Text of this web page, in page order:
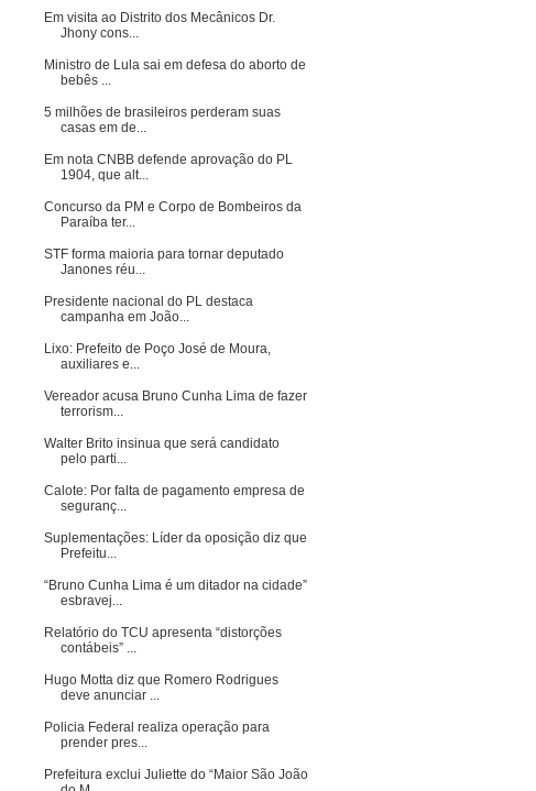
Em visita ao Distrito dos Mecânicos Dr.
Jhony cons...
Ministro de Lula sai em defesa do aborto de
bebês ...
5 milhões de brasileiros perderam suas
casas em de...
Em nota CNBB defende aprovação do PL
1904, que alt...
Concurso da PM e Corpo de Bombeiros da
Paraíba ter...
STF forma maioria para tornar deputado
Janones réu...
Presidente nacional do PL destaca
campanha em João...
Lixo: Prefeito de Poço José de Moura,
auxiliares e...
Vereador acusa Bruno Cunha Lima de fazer
terrorism...
Walter Brito insinua que será candidato
pelo parti...
Calote: Por falta de pagamento empresa de
seguranç...
Suplementações: Líder da oposição diz que
Prefeitu...
“Bruno Cunha Lima é um ditador na cidade”
esbravej...
Relatório do TCU apresenta “distorções
contábeis” ...
Hugo Motta diz que Romero Rodrigues
deve anunciar ...
Policia Federal realiza operação para
prender pres...
Prefeitura exclui Juliette do “Maior São João